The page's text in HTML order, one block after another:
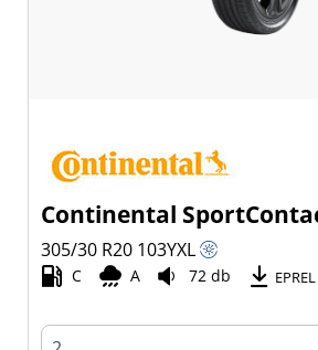
Continental
305/30 R20 103YXL
C A 72 db EPREL